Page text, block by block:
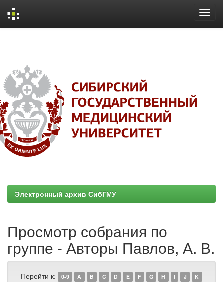
Электронный архив СибГМУ
Просмотр собрания по
группе - Авторы Павлов, А. В.
Перейти к: 0-9 A B C D E F G H I J
K